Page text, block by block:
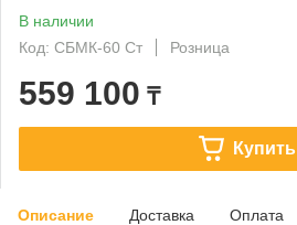
В наличии
Код: СБМК-60 Ст
Розница
559 100 ₸
Купить
Описание Доставка Оплата